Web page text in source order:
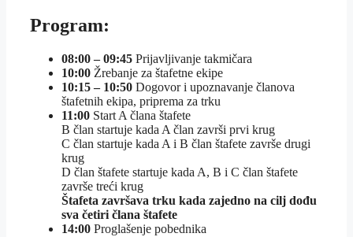
Program:
08:00 – 09:45 Prijavljivanje takmičara
10:00 Žrebanje za štafetne ekipe
10:15 – 10:50 Dogovor i upoznavanje članova
štafetnih ekipa, priprema za trku
11:00 Start A člana štafete
B član startuje kada A član završi prvi krug
C član startuje kada A i B član štafete završe drugi
krug
D član štafete startuje kada A, B i C član štafete
završe treći krug
Štafeta završava trku kada zajedno na cilj dođu
sva četiri člana štafete
14:00 Proglašenje pobednika